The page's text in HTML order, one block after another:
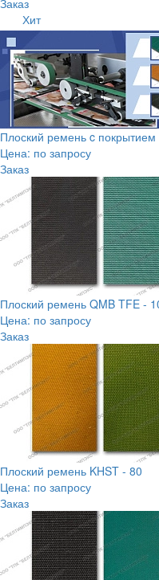
Хит
Плоский ремень c покрытием
Цена: по запросу
Заказ
Плоский ремень QMB TFE -
Цена: по запросу
Заказ
Плоский ремень KHST - 80
Цена: по запросу
Заказ